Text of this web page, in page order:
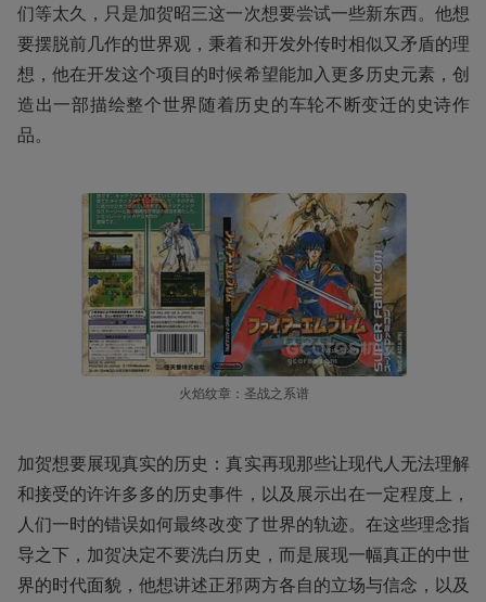
们等太久，只是加贺昭三这一次想要尝试一些新东西。他想
要摆脱前几作的世界观，秉着和开发外传时相似又矛盾的理
想，他在开发这个项目的时候希望能加入更多历史元素，创
造出一部描绘整个世界随着历史的车轮不断变迁的史诗作
品。
火焰纹章：圣战之系谱
加贺想要展现真实的历史：真实再现那些让现代人无法理解
和接受的许许多多的历史事件，以及展示出在一定程度上，
人们一时的错误如何最终改变了世界的轨迹。在这些理念指
导之下，加贺决定不要洗白历史，而是展现一幅真正的中世
界的时代面貌，他想讲述正邪两方各自的立场与信念，以及